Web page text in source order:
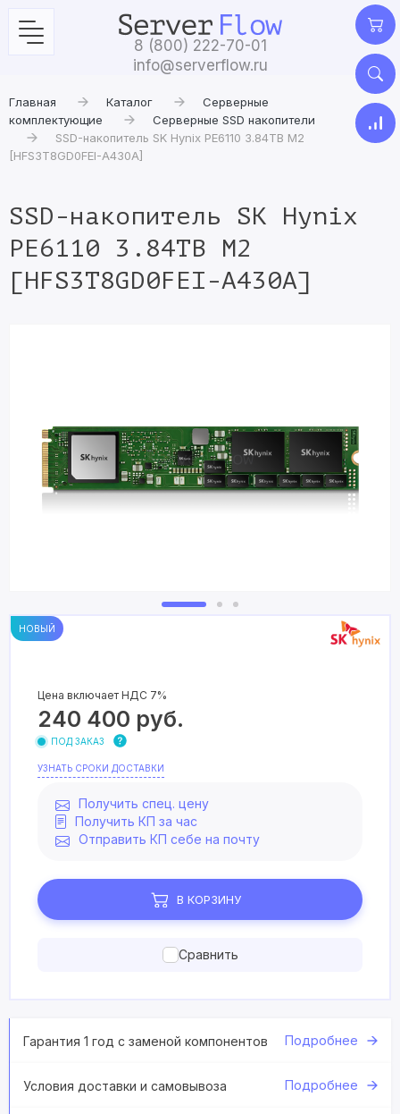
8 (800) 222-70-01
info@serverflow.ru
Главная Каталог
Серверные
комплектующие
Серверные SSD накопители
SSD-накопитель SK Hynix PE6110 3.84TB M2
[HFS3T8GD0FEI-A430A]
SSD-накопитель SK Hynix
PE6110 3.84TB M2
[HFS3T8GD0FEI-A430A]
НОВЫЙ
Цена включает НДС 7%
240 400 руб.
ПОД ЗАКАЗ
УЗНАТЬ СРОКИ ДОСТАВКИ
Получить спец. цену
Получить КП за час
Отправить КП себе на почту
В КОРЗИНУ
Сравнить
Гарантия 1 год с заменой компонентов Подробнее
Условия доставки и самовывоза Подробнее